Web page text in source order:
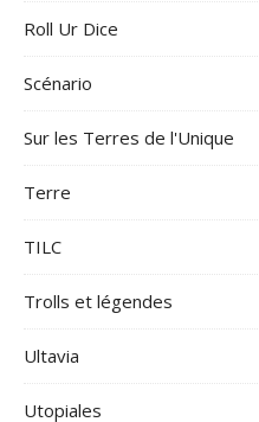
Roll Ur Dice
Scénario
Sur les Terres de l'Unique
Terre
TILC
Trolls et légendes
Ultavia
Utopiales